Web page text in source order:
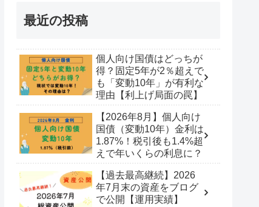
最近の投稿
個人向け国債はどっちが
得？固定5年が2％超えで
も「変動10年」が有利な
理由【利上げ局面の罠】
【2026年8月】個人向け
国債（変動10年）金利は
1.87%！税引後も1.4%超
えで年いくらの利息に？
【過去最高継続】2026
年7月末の資産をブログ
で公開【運用実績】